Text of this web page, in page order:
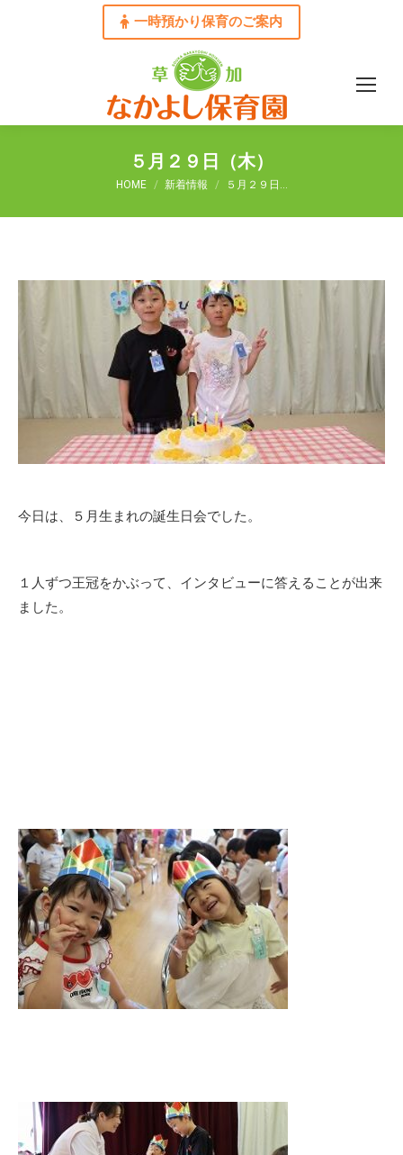
一時預かり保育のご案内
５月２９日（木）
You are here:
HOME 新着情報 ５月２９日…
今日は、５月生まれの誕生日会でした。
１人ずつ王冠をかぶって、インタビューに答えることが出来
ました。